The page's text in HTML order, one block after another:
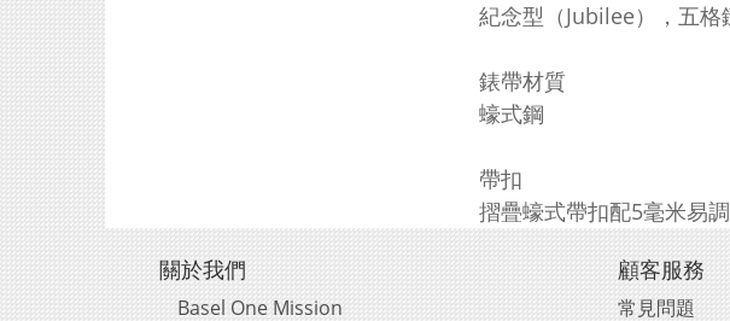
紀念型（Jubilee），五格
錶帶材質
蠔式鋼
帶扣
摺疊蠔式帶扣配5毫米易
關於我們
Basel One Mission
顧客服務
常見問題